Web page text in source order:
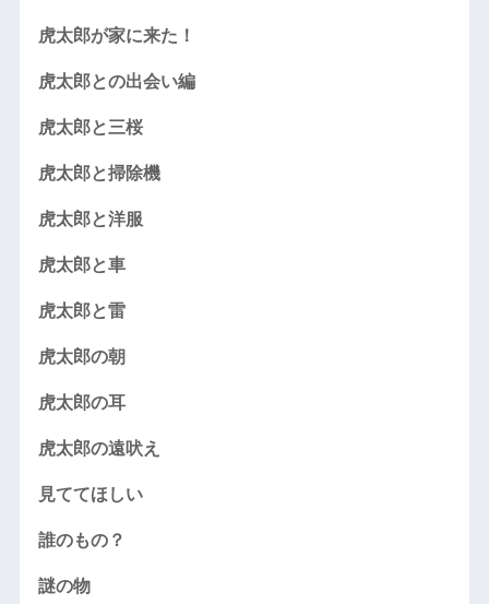
虎太郎が家に来た！
虎太郎との出会い編
虎太郎と三桜
虎太郎と掃除機
虎太郎と洋服
虎太郎と車
虎太郎と雷
虎太郎の朝
虎太郎の耳
虎太郎の遠吠え
見ててほしい
誰のもの？
謎の物